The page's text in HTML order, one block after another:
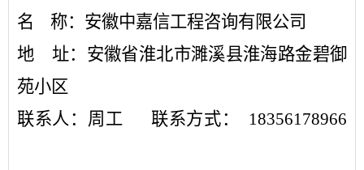
名
称：安徽中嘉信工程咨询有限公司
地
址：安徽省淮北市濉溪县淮海路金碧御
苑小区
联系人：周工
联系方式： 18356178966